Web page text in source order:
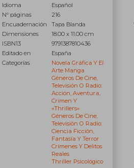
Idioma
Español
N° páginas
216
Encuadernación
Tapa Blanda
Dimensiones
18.00 x 11.00 cm
ISBN13
9791387810436
Editado en
España
Categorías
Novela Gráfica Y El
Arte Manga
Géneros De Cine,
Televisión O Radio:
Acción, Aventura,
Crimen Y
«thrillers»
Géneros De Cine,
Televisión O Radio:
Ciencia Ficción,
Fantasía Y Terror
Crímenes Y Delitos
Reales
Thriller Psicológico